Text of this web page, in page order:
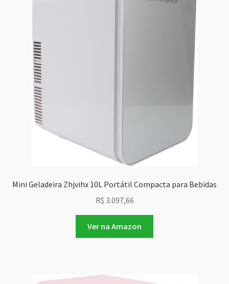
Mini Geladeira Zhjvihx 10L Portátil Compacta para Bebidas
R$ 3.097,66
Ver na Amazon